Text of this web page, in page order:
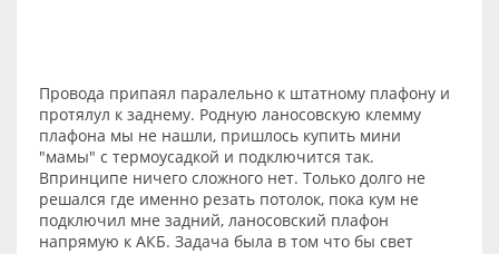
Провода припаял паралельно к штатному плафону и
протялул к заднему. Родную ланосовскую клемму
плафона мы не нашли, пришлось купить мини
"мамы" с термоусадкой и подключится так.
Впринципе ничего сложного нет. Только долго не
решался где именно резать потолок, пока кум не
подключил мне задний, ланосовский плафон
напрямую к АКБ. Задача была в том что бы свет